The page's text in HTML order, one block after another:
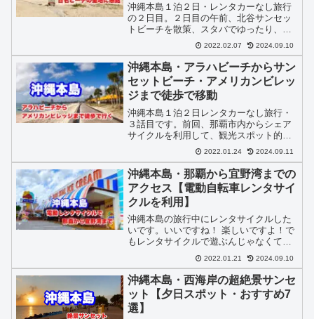
沖縄本島１泊２日・レンタカーなし旅行
の２日目。２日目の午前、北谷サンセッ
トビーチを散策、スタバでゆったり、路
線バスで那覇まで移動。那覇の若松入口
でバスを降りたら歩いて、たそかれ珈琲
へ。自家製ジンジャーエールに感動しつ
つ那覇バスターミナルに。
2022.02.07 2024.09.10
沖縄本島・アラハビーチからサン
セットビーチ・アメリカンビレッ
ジまで徒歩で移動
沖縄本島１泊２日レンタカーなし旅行・
３話目です。前回、那覇市内からシェア
サイクルを利用して、観光スポット的な
ところに寄りながら宜野湾まで移動しま
した。今回、３話目は宜野湾でシェアサ
イクルを返却したところから、徒歩で次
のスポットまで移動します。
2022.01.24 2024.09.11
沖縄本島・那覇から宜野湾までの
アクセス【電動自転車レンタサイ
クルを利用】
沖縄本島の旅行中にレンタサイクルした
いです。いいですね！ 楽しいですよ！で
もレンタサイクルで遊ぶんじゃなくて移
動で利用したいんですけど。それなら実
際にやったことあるからブログ記事にし
てみよう！旅行中の移動は徒歩・自転
車・路線バス・ゆいレール。
2022.01.21 2024.09.10
沖縄本島・西海岸の超絶景サンセ
ット【夕日スポット・おすすめ7
選】